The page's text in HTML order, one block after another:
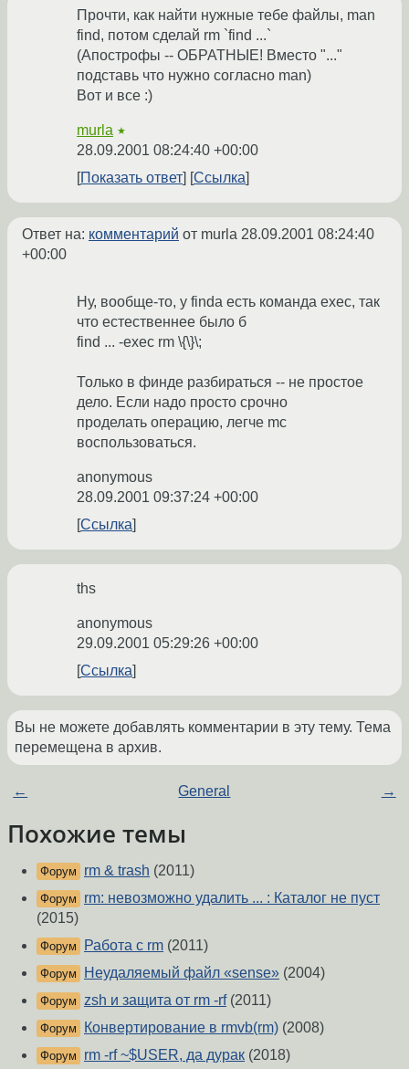
Прочти, как найти нужные тебе файлы, man
find, потом сделай rm `find ...`
(Aпострофы -- ОБРАТНЫЕ! Bместо "..."
подставь что нужно согласно man)
Вот и все :)
murla ★
28.09.2001 08:24:40 +00:00
Показать ответ
Ссылка
Ответ на: комментарий от murla 28.09.2001 08:24:40
+00:00
Ну, вообще-то, у finda есть команда exec, так
что естественнее было б
find ... -exec rm \{\}\;
Только в финде разбираться -- не простое
дело. Если надо просто срочно
проделать операцию, легче mc
воспользоваться.
anonymous
28.09.2001 09:37:24 +00:00
Ссылка
ths
anonymous
29.09.2001 05:29:26 +00:00
Ссылка
Вы не можете добавлять комментарии в эту тему. Тема
перемещена в архив.
← General →
Похожие темы
Форум rm & trash (2011)
Форум
rm: невозможно удалить ... : Каталог не пуст
(2015)
Форум Работа с rm (2011)
Форум Неудаляемый файл «sense» (2004)
Форум zsh и защита от rm -rf(2011)
Форум Конвертирование в rmvb(rm) (2008)
Форум rm -rf ~$USER, да дурак (2018)